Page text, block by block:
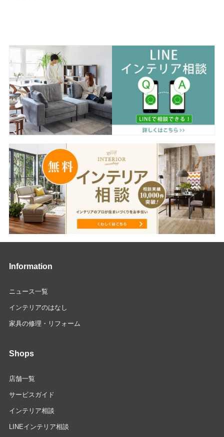
Information
ニュース一覧
インテリアのはなし
家具の修理・リフォーム
Shops
店舗一覧
サービスガイド
インテリア相談
LINEインテリア相談